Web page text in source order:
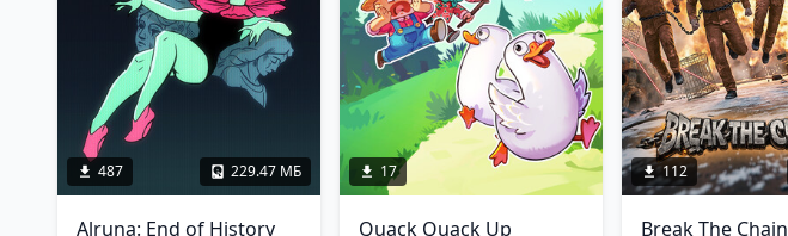
487 229.47 МБ
Alruna: End of History
17
Quack Quack Up
112
Break The Chain